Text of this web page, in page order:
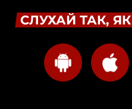
СЛУХАЙ ТАК,